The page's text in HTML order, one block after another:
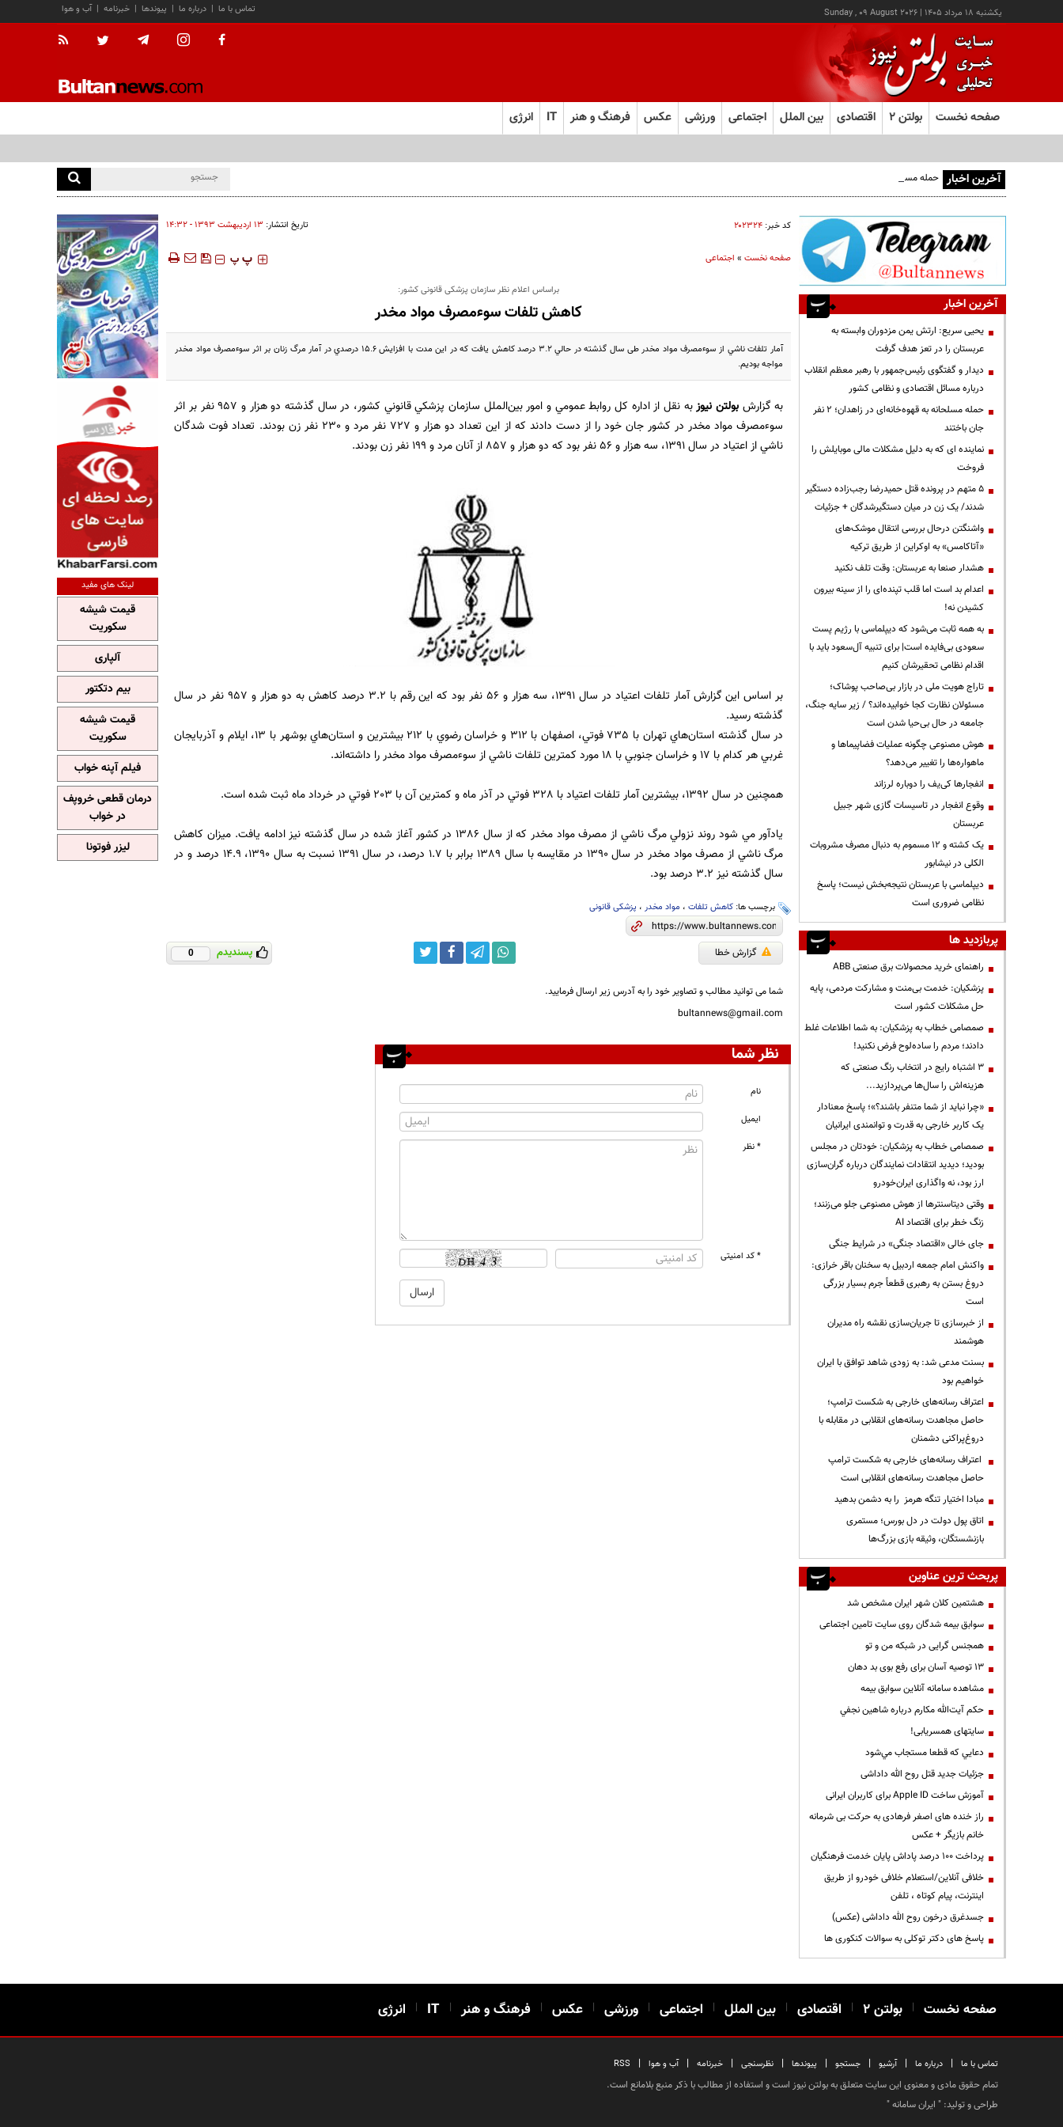
يکشنبه ۱۸ مرداد ۱۴۰۵ |
Sunday , 09 August 2026 آب و هوا | خبرنامه | پیوندها | درباره ما | تماس با ما
صفحه نخست بولتن ۲ اقتصادی بین الملل اجتماعی ورزشی عکس فرهنگ و هنر IT انرژی
آخرین اخبار حمله مسلحانه به قهوه‌خانه‌ای در زاهدان؛ ۲ نفر جان باختند
کد خبر: ۲۰۲۳۲۴ تاریخ انتشار: ۱۳ ارديبهشت ۱۳۹۳ - ۱۴:۳۲
صفحه نخست» اجتماعی ‍‍‍ پ پ
براساس اعلام نظر سازمان پزشکی قانونی کشور:
كاهش تلفات سوءمصرف مواد مخدر
آمار تلفات ناشي از سوءمصرف مواد مخدر طی سال گذشته در حالي 3.2 درصد كاهش يافت كه در اين مدت با افزايش 15.6 درصدي در آمار مرگ زنان بر اثر سوءمصرف مواد مخدر
مواجه بوديم.
به گزارش بولتن نیوز
به نقل از اداره كل روابط عمومي و امور بين‌الملل سازمان پزشكي قانوني كشور، در سال گذشته دو هزار و 957 نفر بر اثر
سوءمصرف مواد مخدر در كشور جان خود را از دست دادند كه از اين تعداد دو هزار و 727 نفر مرد و 230 نفر زن بودند. تعداد فوت شدگان
ناشي از اعتياد در سال 1391، سه هزار و 56 نفر بود كه دو هزار و 857 از آنان مرد و 199 نفر زن بودند.
بر اساس اين گزارش آمار تلفات اعتياد در سال 1391، سه هزار و 56 نفر بود كه اين رقم با 3.2 درصد كاهش به دو هزار و 957 نفر در سال
گذشته رسيد.
در سال گذشته استان‌هاي تهران با 735 فوتي، اصفهان با 312 و خراسان رضوي با 212 بيشترين و استان‌هاي بوشهر با 13، ايلام و آذربايجان
غربي هر كدام با 17 و خراسان جنوبي با 18 مورد كمترين تلفات ناشي از سوءمصرف مواد مخدر را داشته‌اند.
همچنين در سال 1392، بيشترين آمار تلفات اعتياد با 328 فوتي در آذر ماه و كمترين‌ آن با 203 فوتي در خرداد ماه ثبت شده ‌است.
يادآور مي شود روند نزولي مرگ ناشي از مصرف مواد مخدر كه از سال 1386 در كشور آغاز شده در سال گذشته نيز ادامه يافت. ميزان كاهش
مرگ ناشي از مصرف مواد مخدر در سال 1390 در مقايسه با سال 1389 برابر با 1.7 درصد، در سال 1391 نسبت به سال 1390، 14.9 درصد و در
سال گذشته نيز 3.2 درصد بود.
برچسب ها: کاهش تلفات، مواد مخدر، پزشکی قانونی
گزارش خطا پسندیدم 0
شما می توانید مطالب و تصاویر خود را به آدرس زیر ارسال فرمایید.
bultannews@gmail.com
نظر شما
نام
ایمیل
* نظر
* کد امنیتی
آخرین اخبار
یحیی سریع: ارتش یمن مزدوران وابسته به
عربستان را در تعز هدف گرفت
دیدار و گفتگوی رئیس‌جمهور با رهبر معظم انقلاب
درباره مسائل اقتصادی و نظامی کشور
حمله مسلحانه به قهوه‌خانه‌ای در زاهدان؛ ۲ نفر
جان باختند
نماینده ای که به دلیل مشکلات مالی موبایلش را
فروخت
۵ متهم در پرونده قتل حمیدرضا رجب‌زاده دستگیر
شدند/ یک زن در میان دستگیرشدگان + جزئیات
واشنگتن درحال بررسی انتقال موشک‌های
«آتاکامس» به اوکراین از طریق ترکیه
هشدار صنعا به عربستان: وقت تلف نکنید
اعدام بد است اما قلب تپنده‌ای را از سینه بیرون
کشیدن نه!
به همه ثابت می‌شود که دیپلماسی با رژیم پست
سعودی بی‌فایده است| برای تنبیه آل‌سعود باید با
اقدام نظامی تحقیرشان کنیم
تاراج هویت ملی در بازار بی‌صاحب پوشاک؛
مسئولان نظارت کجا خوابیده‌اند؟ / زیر سایه جنگ،
جامعه در حال بی‌حیا شدن است
هوش مصنوعی چگونه عملیات فضاپیماها و
ماهواره‌ها را تغییر می‌دهد؟
انفجارها کی‌یف را دوباره لرزاند
وقوع انفجار در تاسیسات گازی شهر جبیل
عربستان
یک کشته و ۱۲ مسموم به دنبال مصرف مشروبات
الکلی در نیشابور
دیپلماسی با عربستان نتیجه‌بخش نیست؛ پاسخ
نظامی ضروری است
پربازدید ها
راهنمای خرید محصولات برق صنعتی ABB
پزشکیان: خدمت بی‌منت و مشارکت مردمی، پایه
حل مشکلات کشور است
صمصامی خطاب به پزشکیان: به شما اطلاعات غلط
دادند؛ مردم را ساده‌لوح فرض نکنید!
3 اشتباه رایج در انتخاب رنگ صنعتی که
هزینه‌اش را سال‌ها می‌پردازید...
«چرا نباید از شما متنفر باشند؟»؛ پاسخ معنادار
یک کاربر خارجی به قدرت و توانمندی ایرانیان
صمصامی خطاب به پزشکیان: خودتان در مجلس
بودید؛ دیدید انتقادات نمایندگان درباره گران‌سازی
ارز بود، نه واگذاری ایران‌خودرو
وقتی دیتاسنترها از هوش مصنوعی جلو می‌زنند؛
زنگ خطر برای اقتصاد AI
جای خالی «اقتصاد جنگی» در شرایط جنگی
واکنش امام جمعه اردبیل به سخنان باقر خرازی:
دروغ بستن به رهبری قطعاً جرم بسیار بزرگی
است
از خبرسازی تا جریان‌سازی نقشه راه مدیران
هوشمند
بسنت مدعی شد: به زودی شاهد توافق با ایران
خواهیم بود
اعتراف رسانه‌های خارجی به شکست ترامپ؛
حاصل مجاهدت رسانه‌های انقلابی در مقابله با
دروغ‌پراکنی دشمنان
اعتراف رسانه‌های خارجی به شکست ترامپ
حاصل مجاهدت رسانه‌های انقلابی است
مبادا اختیار تنگه هرمز را به دشمن بدهید
اتاق پول دولت در دل بورس؛ مستمری
بازنشستگان، وثیقه بازی بزرگ‌ها
پربحث ترین عناوین
هشتمین کلان شهر ایران مشخص شد
سوابق بیمه شدگان روی سایت تامین اجتماعی
همجنس گرایی در شبکه من و تو
13 توصیه آسان برای رفع بوی بد دهان
مشاهده سامانه آنلاين سوابق بیمه
حكم آيت‌الله مكارم درباره شاهين نجفي
سایتهای همسریابی!
دعايي كه قطعا مستجاب مي‌شود
جزئیات جدید قتل روح الله داداشی
آموزش ساخت Apple ID برای کاربران ایرانی
راز خنده های اصغر فرهادی به حرکت بی شرمانه
خانم بازیگر + عکس
پرداخت ۱۰۰ درصد پاداش پایان خدمت فرهنگیان
خلافی آنلاین/استعلام خلافی خودرو از طریق
اینترنت، پیام کوتاه ، تلفن
جسدغرق درخون روح الله داداشی (عکس)
پاسخ های دکتر توکلی به سوالات کنکوری ها
لینک های مفید
قیمت شیشه
سکوریت
آلپاری
بیم دتکتور
قیمت شیشه
سکوریت
فیلم آپنه خواب
درمان قطعی خروپف
در خواب
لیزر فوتونا
صفحه نخست | بولتن ۲ | اقتصادی | بین الملل | اجتماعی | ورزشی | عکس | فرهنگ و هنر |
IT
| انرژی
تماس با ما | درباره ما | آرشیو | جستجو | پیوندها | نظرسنجی | خبرنامه | آب و هوا |
RSS
تمام حقوق مادی و معنوی این سایت متعلق به بولتن نیوز است و استفاده از مطالب با ذکر منبع بلامانع است.
طراحی و تولید: " ایران سامانه"